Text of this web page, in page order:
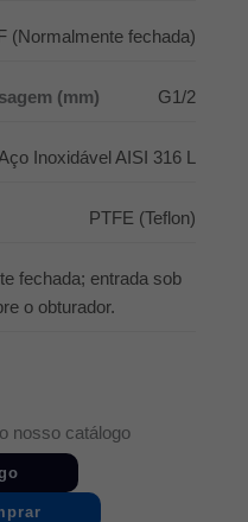
(Normalmente fechada)
(mm) G1/2
Inoxidável AISI 316 L
PTFE (Teflon)
fechada; entrada sob
o obturador.
nosso catálogo